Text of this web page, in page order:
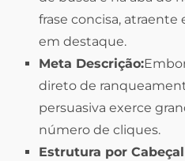
frase concisa, atraente
em destaque.
Meta Descrição:
direto de
persuasiva exerce
número de cliques.
Estrutura por